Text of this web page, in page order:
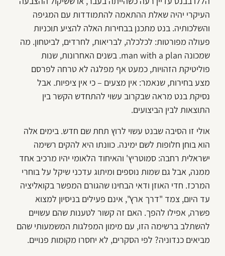
העיקרי יהיה שאלת ההתאמה להתמודדות עם המגיפה
והשלכותיה. בנט מתכנן בבחירות האלה להציע תוכניות
פעולה מפורטות: לכלכלה, לבריאות, לחרדים, לביטחון. מה
שמכונה man with a plan. בשנים האחרונות, שנות
פוליטיקת הזהויות, כמעט אף מפלגה לא טרחה לפרסם
מצע בחירות, שנאמר: אין מצעים – כי אין ציפיות. אבל
נסיקת בנט מראה שבקרוב עשוי להתחדש הקשר בין
התוצאות לבין הביצועים.
אולי זו הסיבה שבנט עשוי לרוץ תחת שם חדש. בימים אלה
הוא בוחן חלופות לשם ימינה. כוונתו היא להקים רשימה
ישראלית רחבה: סמוטריץ' והאיחוד הלאומי יהיו מרכיב אחד
ממנה, אבל גם שמות נוספים ומיתוג עדכני שיקל על בוחרי
המרכז. חדי האוזן ודאי הבחינו שהגורם המפשר בקואליציה
עד היום, צמד "דרך ארץ", אינם פעילים בניסיון למצוא
פשרה, אפילו להפך. האם זה קשור לטענות שהם עשויים
להשתלב ברשימה הזו, עם מימון המפלגות המשמעותי שהם
מביאים כנדוניה? לפי הסקרים, לא יחסרו מקומות פנויים.